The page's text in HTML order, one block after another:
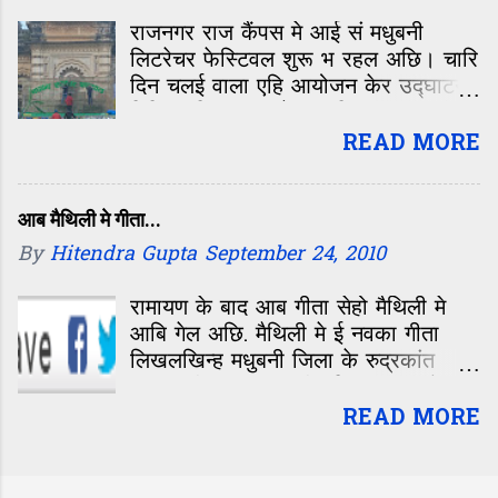
सं शब्द मे उकेरल गेल अछि. एहि किताब सं
हुनकर प्रशंसक सभ के हुनका बारे मे कइटा
नवका चीज जानय लेल मिलतन्हि. एहि
अवसर पर पाकिस्तान सं सेहो काफी लोक
आएल छलखिन्ह. मेंहदी हसन के परिवार के
लोक सेहो छलखिन्ह. मेंहदी हसन के पुत्र
शहजाद हसन किताब के लs क काफी
भावुक दिखलखिन्ह आओर अखिल...
राजनगर राज कैंपस मे आई सं मधुबनी
लिटरेचर फेस्टिवल शुरू भ रहल अछि। चारि
दिन चलई वाला एहि आयोजन केर उद्घाटन
गोदावरी दत्त जी करतीह। उद्घाटन सत्र मे
READ MORE
आब मैथिली मे गीता...
ByHitendra Gupta September 24, 2010
रामायण के बाद आब गीता सेहो मैथिली मे
आबि गेल अछि. मैथिली मे ई नवका गीता
लिखलखिन्ह मधुबनी जिला के रुद्रकांत
सतलखा पाठकटोल सं छथिन्ह. पाठक टी
READ MORE